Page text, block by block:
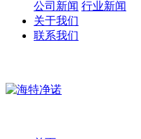
公司新闻 行业新闻
关于我们
联系我们